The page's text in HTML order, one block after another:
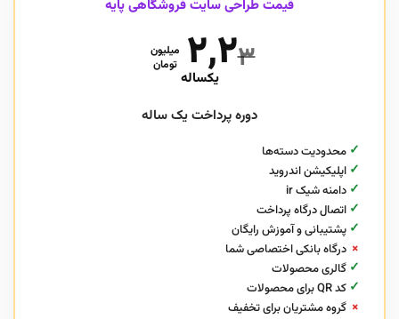
قیمت طراحی سایت فروشگاهی پایه
میلیون
تومان
۲,۲۳
یکساله
دوره پرداخت یک ساله
✓ محدودیت دسته‌ها
✓ اپلیکیشن اندروید
✓ دامنه شیک ir
✓ اتصال درگاه پرداخت
✓ پشتیبانی و آموزش رایگان
× درگاه بانکی اختصاصی شما
✓ گالری محصولات
✓ کد QR برای محصولات
× گروه مشتریان برای تخفیف